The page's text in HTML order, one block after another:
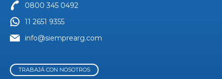
0800 345 0492
11 2651 9355
info@siemprearg.com
TRABAJÁ CON NOSOTROS